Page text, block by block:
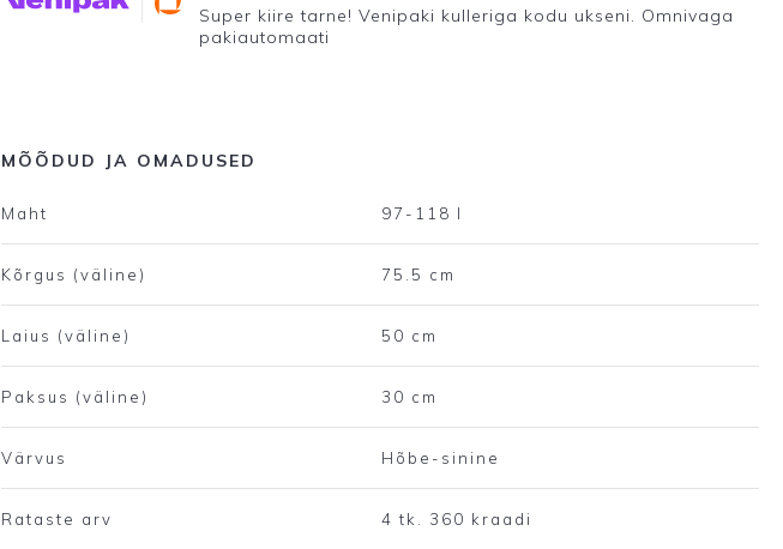
Super kiire tarne! Venipaki kulleriga kodu ukseni. Omnivaga
pakiautomaati
MÕÕDUD JA OMADUSED
Maht 97-118 l
Kõrgus (väline) 75.5 cm
Laius (väline) 50 cm
Paksus (väline) 30 cm
Värvus Hõbe-sinine
Rataste arv 4 tk. 360 kraadi